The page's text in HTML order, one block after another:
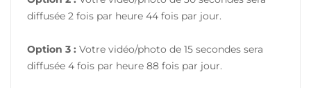
diffusée 2 fois par heure 44 fois par jour.
Option 3 : Votre vidéo/photo de 15 secondes sera
diffusée 4 fois par heure 88 fois par jour.